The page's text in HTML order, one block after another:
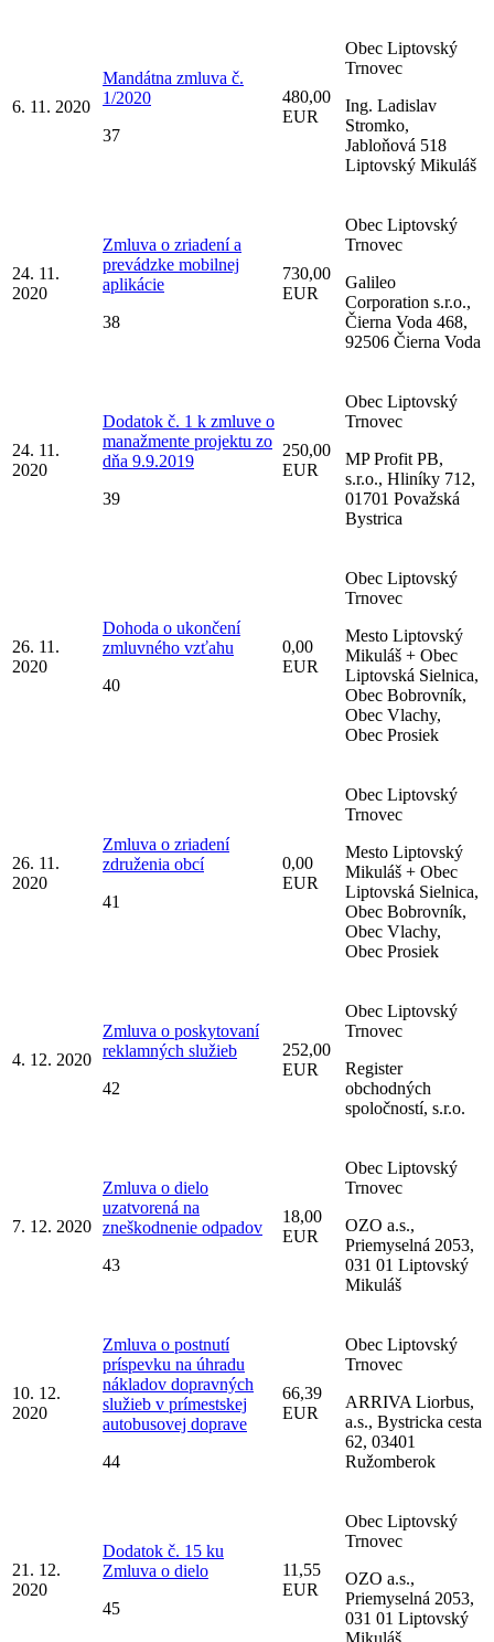
6. 11. 2020
Mandátna zmluva č.
1/2020
37
480,00
EUR
Obec Liptovský
Trnovec
Ing. Ladislav
Stromko,
Jabloňová 518
Liptovský Mikuláš
24. 11.
2020
Zmluva o zriadení a
prevádzke mobilnej
aplikácie
38
730,00
EUR
Obec Liptovský
Trnovec
Galileo
Corporation s.r.o.,
Čierna Voda 468,
92506 Čierna Voda
24. 11.
2020
Dodatok č. 1 k zmluve o
manažmente projektu zo
dňa 9.9.2019
39
250,00
EUR
Obec Liptovský
Trnovec
MP Profit PB,
s.r.o., Hliníky 712,
01701 Považská
Bystrica
26. 11.
2020
Dohoda o ukončení
zmluvného vzťahu
40
0,00
EUR
Obec Liptovský
Trnovec
Mesto Liptovský
Mikuláš + Obec
Liptovská Sielnica,
Obec Bobrovník,
Obec Vlachy,
Obec Prosiek
26. 11.
2020
Zmluva o zriadení
združenia obcí
41
0,00
EUR
Obec Liptovský
Trnovec
Mesto Liptovský
Mikuláš + Obec
Liptovská Sielnica,
Obec Bobrovník,
Obec Vlachy,
Obec Prosiek
4. 12. 2020
Zmluva o poskytovaní
reklamných služieb
42
252,00
EUR
Obec Liptovský
Trnovec
Register
obchodných
spoločností, s.r.o.
7. 12. 2020
Zmluva o dielo
uzatvorená na
zneškodnenie odpadov
43
18,00
EUR
Obec Liptovský
Trnovec
OZO a.s.,
Priemyselná 2053,
031 01 Liptovský
Mikuláš
10. 12.
2020
Zmluva o postnutí
príspevku na úhradu
nákladov dopravných
služieb v prímestskej
autobusovej doprave
44
66,39
EUR
Obec Liptovský
Trnovec
ARRIVA Liorbus,
a.s., Bystricka cesta
62, 03401
Ružomberok
21. 12.
2020
Dodatok č. 15 ku
Zmluva o dielo
45
11,55
EUR
Obec Liptovský
Trnovec
OZO a.s.,
Priemyselná 2053,
031 01 Liptovský